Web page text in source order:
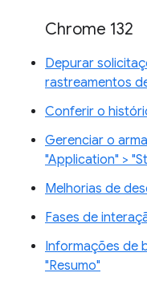
Chrome 132
Depurar
rastreamentos
Conferir o
Gerenciar o
"Application" >
Melhorias de
Fases de
Informações de
"Resumo"